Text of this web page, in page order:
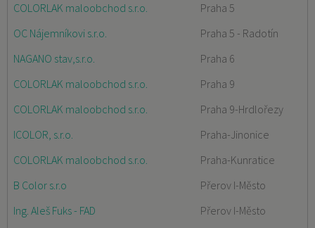
COLORLAK maloobchod s.r.o.
Praha 5
OC Nájemníkovi s.r.o.
Praha 5 - Radotín
NAGANO stav,s.r.o.
Praha 6
COLORLAK maloobchod s.r.o.
Praha 9
COLORLAK maloobchod s.r.o.
Praha 9-Hrdlořezy
ICOLOR, s.r.o.
Praha-Jinonice
COLORLAK maloobchod s.r.o.
Praha-Kunratice
B Color s.r.o
Přerov I-Město
Ing. Aleš Fuks - FAD
Přerov I-Město